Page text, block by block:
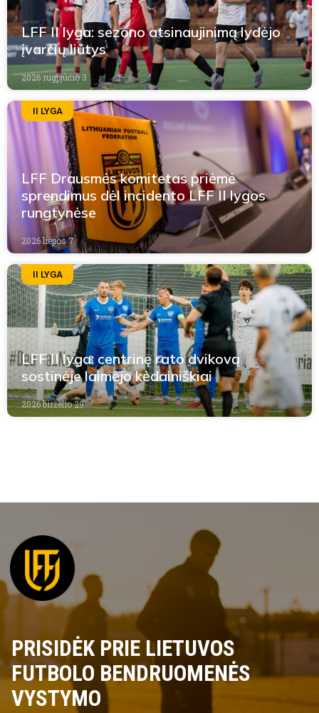
LFF II lyga: sezono atsinaujinimą lydėjo
įvarčių liūtys
2026 rugpjūčio 3
II LYGA
LFF Drausmės komitetas priėmė
sprendimus dėl incidento LFF II lygos
rungtynėse
2026 liepos 7
II LYGA
LFF II lyga: centrinę rato dvikovą
sostinėje laimėjo kėdainiškiai
2026 birželio 29
PRISIDĖK PRIE LIETUVOS
FUTBOLO BENDRUOMENĖS
VYSTYMO